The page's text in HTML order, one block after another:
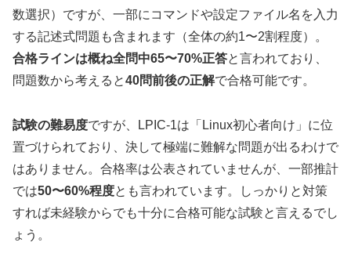
数選択）ですが、一部にコマンドや設定ファイル名を入力
する記述式問題も含まれます（全体の約1〜2割程度）。
合格ラインは概ね全問中65〜70%正答と言われており、
問題数から考えると40問前後の正解で合格可能です。
試験の難易度ですが、LPIC-1は「Linux初心者向け」に位
置づけられており、決して極端に難解な問題が出るわけで
はありません。合格率は公表されていませんが、一部推計
では50〜60%程度とも言われています。しっかりと対策
すれば未経験からでも十分に合格可能な試験と言えるでし
ょう。